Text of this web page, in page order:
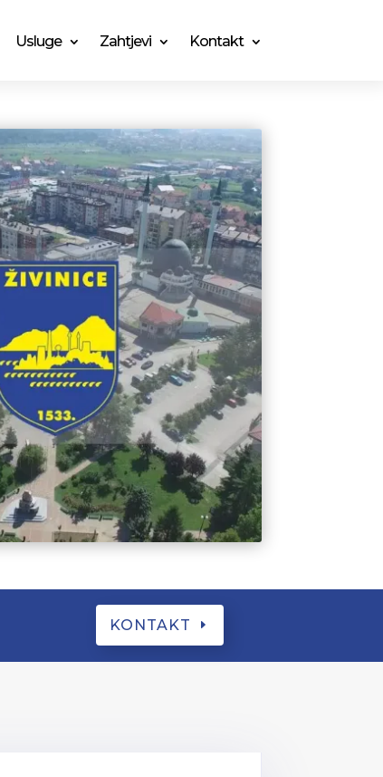
Usluge Zahtjevi Kontakt
KONTAKT